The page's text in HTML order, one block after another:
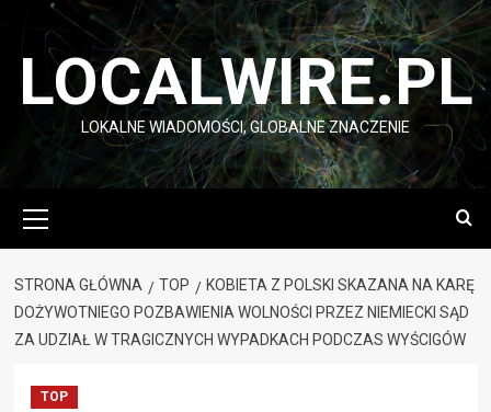
Przejdź
LOCALWIRE.PL
LOKALNE WIADOMOŚCI, GLOBALNE ZNACZENIE
główne
STRONA GŁÓWNA TOP
KOBIETA Z POLSKI SKAZANA NA KARĘ
DOŻYWOTNIEGO POZBAWIENIA WOLNOŚCI PRZEZ NIEMIECKI SĄD
ZA UDZIAŁ W TRAGICZNYCH WYPADKACH PODCZAS WYŚCIGÓW
TOP